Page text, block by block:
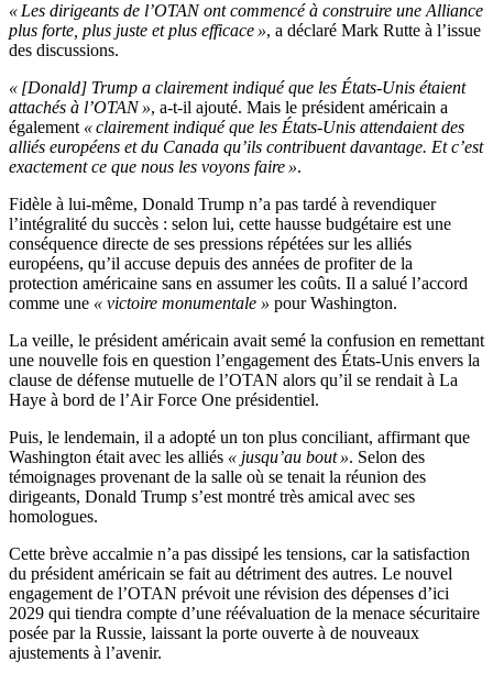
« Les dirigeants de l’OTAN ont commencé à construire une Alliance
plus forte, plus juste et plus efficace », a déclaré Mark Rutte à l’issue
des discussions.
« [Donald] Trump a clairement indiqué que les États-Unis étaient
attachés à l’OTAN », a-t-il ajouté. Mais le président américain a
également « clairement indiqué que les États-Unis attendaient des
alliés européens et du Canada qu’ils contribuent davantage. Et c’est
exactement ce que nous les voyons faire ».
Fidèle à lui-même, Donald Trump n’a pas tardé à revendiquer
l’intégralité du succès : selon lui, cette hausse budgétaire est une
conséquence directe de ses pressions répétées sur les alliés
européens, qu’il accuse depuis des années de profiter de la
protection américaine sans en assumer les coûts. Il a salué l’accord
comme une « victoire monumentale » pour Washington.
La veille, le président américain avait semé la confusion en remettant
une nouvelle fois en question l’engagement des États-Unis envers la
clause de défense mutuelle de l’OTAN alors qu’il se rendait à La
Haye à bord de l’Air Force One présidentiel.
Puis, le lendemain, il a adopté un ton plus conciliant, affirmant que
Washington était avec les alliés « jusqu’au bout ». Selon des
témoignages provenant de la salle où se tenait la réunion des
dirigeants, Donald Trump s’est montré très amical avec ses
homologues.
Cette brève accalmie n’a pas dissipé les tensions, car la satisfaction
du président américain se fait au détriment des autres. Le nouvel
engagement de l’OTAN prévoit une révision des dépenses d’ici
2029 qui tiendra compte d’une réévaluation de la menace sécuritaire
posée par la Russie, laissant la porte ouverte à de nouveaux
ajustements à l’avenir.